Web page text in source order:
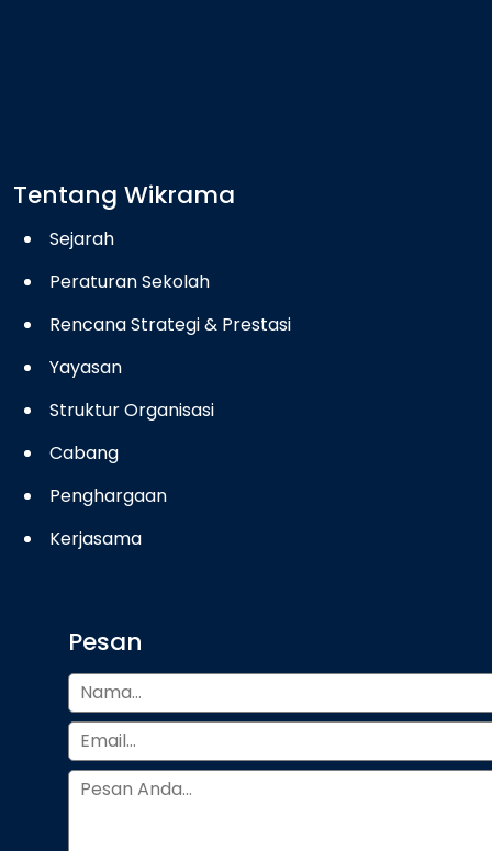
Tentang Wikrama
Sejarah
Peraturan Sekolah
Rencana Strategi & Prestasi
Yayasan
Struktur Organisasi
Cabang
Penghargaan
Kerjasama
Pesan